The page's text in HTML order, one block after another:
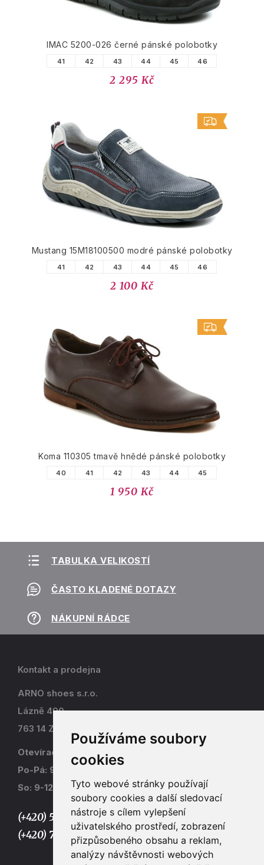
Používáme soubory
cookies
Tyto webové stránky používají
soubory cookies a další sledovací
nástroje s cílem vylepšení
uživatelského prostředí, zobrazení
přizpůsobeného obsahu a reklam,
analýzy návštěvnosti webových
IMAC 5200-026 černé pánské polobotky
41 42 43 44 45 46
2 295 Kč
Mustang 15M18100500 modré pánské polobotky
41 42 43 44 45 46
2 100 Kč
Koma 110305 tmavě hnědé pánské polobotky
40 41 42 43 44 45
1 950 Kč
TABULKA VELIKOSTÍ
ČASTO KLADENÉ DOTAZY
NÁKUPNÍ RÁDCE
Kontakt a prodejna
ARNO shoes s.r.o.
Lázně 490
763 14 Zlín - Kostelec
Otevírací doba
Po-Pá: 9-17
So: 9-12
(+420) 577 915 036,
(+420) 773 667 390